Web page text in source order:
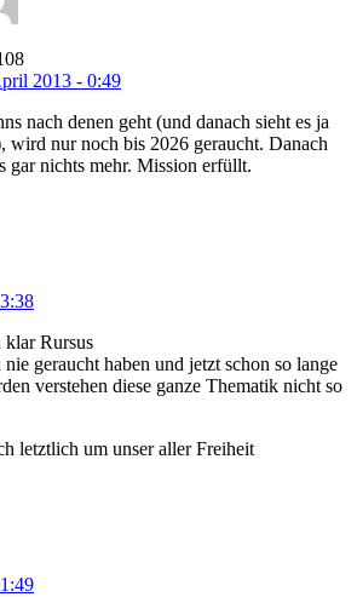
2013 - 0:49
nach denen geht (und danach sieht es ja
wird nur noch bis 2026 geraucht. Danach
gar nichts mehr. Mission erfüllt.
klar Rursus
geraucht haben und jetzt schon so lange
verstehen diese ganze Thematik nicht so
letztlich um unser aller Freiheit